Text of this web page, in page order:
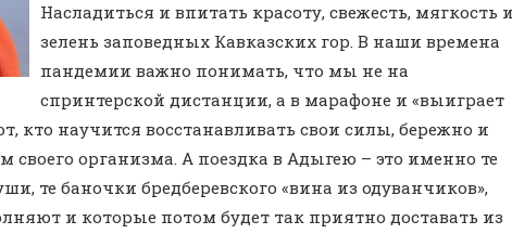
Насладиться и впитать красоту, свежесть, мягкость
зелень заповедных Кавказских гор. В наши времена
пандемии важно понимать, что мы не на
спринтерской дистанции, а в марафоне и «выиграет
кто научится восстанавливать свои силы, бережно и
своего организма. А поездка в Адыгею – это именно те
те баночки бредберевского «вина из одуванчиков»,
и которые потом будет так приятно доставать из